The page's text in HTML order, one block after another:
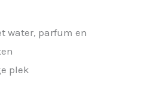
water, parfum en
plek